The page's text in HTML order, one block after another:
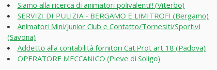
Siamo alla ricerca di animatori polivalenti!! (Viterbo)
SERVIZI DI PULIZIA - BERGAMO E LIMITROFI (Bergamo)
Animatori Mini/Junior Club e Contatto/Tornesiti/Sportivi
(Savona)
Addetto alla contabilità fornitori Cat.Prot art 18 (Padova)
OPERATORE MECCANICO (Pieve di Soligo)